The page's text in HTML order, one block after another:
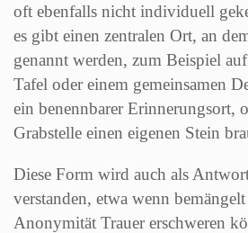
oft ebenfalls nicht individuell
es gibt einen zentralen Ort, an
genannt werden, zum Beispiel
Tafel oder einem gemeinsamen
ein benennbarer Erinnerungsort,
Grabstelle einen eigenen Stein
Diese Form wird auch als
verstanden, etwa wenn
Anonymität Trauer erschweren